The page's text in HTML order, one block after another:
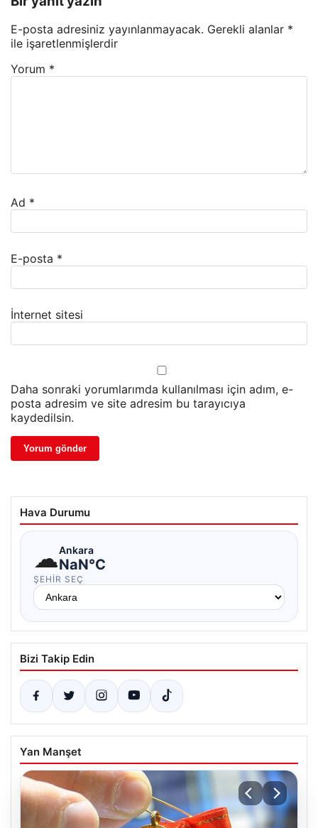
E-posta adresiniz yayınlanmayacak. Gerekli alanlar *
ile işaretlenmişlerdir
Yorum *
Ad *
E-posta *
İnternet sitesi
Daha sonraki yorumlarımda kullanılması için adım, e-
posta adresim ve site adresim bu tarayıcıya
kaydedilsin.
Hava Durumu
☁Ankara
NaN°C
ŞEHIR SEÇ
Bizi Takip Edin
Yan Manşet